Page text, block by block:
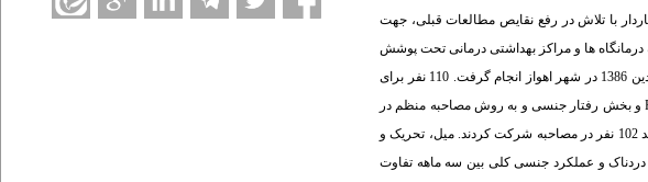
با تلاش در رفع نقایص مطالعات قبلی، جهت
ها و مراکز بهداشتی درمانی تحت پوشش
دانشگاه جندی شاپور در سال 6-1385انجام گرفت. مواد و روش ها: در این مطالعه توصیفی مقطعی نمونه گیری از خانم های باردار بین بهمن 1385 تا فروردین 1386 در شهر اهواز انجام گرفت. 110 نفر برای
شرکت در مطالعه دعوت شدند و اطلاعات توسط پرسشنامه ای شامل سه بخش مشخصات دموگرافیک، بخش عملکرد جنسی بر گرفته از پرسشنامه FSFI و بخش رفتار جنسی و به روش مصاحبه منظم در
محیطی خصوصی و پس از کسب رضایت از واحدهای پژوهش و همسرانشان گردآوری شد. یافته ها: از مجموع زنانی که برای شرکت در مطالعه دعوت شدند 102 نفر در مصاحبه شرکت کردند. میل، تحریک و
دردناک و عملکرد جنسی کلی بین سه ماهه تفاوت